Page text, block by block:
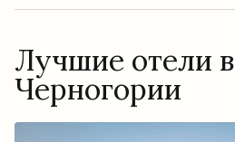
Лучшие отели в
Черногории